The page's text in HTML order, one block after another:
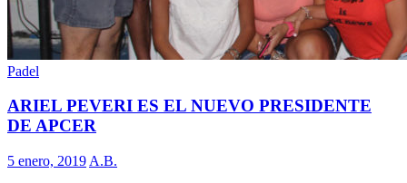
Padel
ARIEL PEVERI ES EL NUEVO PRESIDENTE
DE APCER
5 enero, 2019 A.B.